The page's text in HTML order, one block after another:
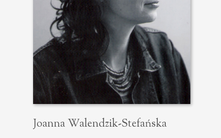
Joanna Walendzik-Stefańska